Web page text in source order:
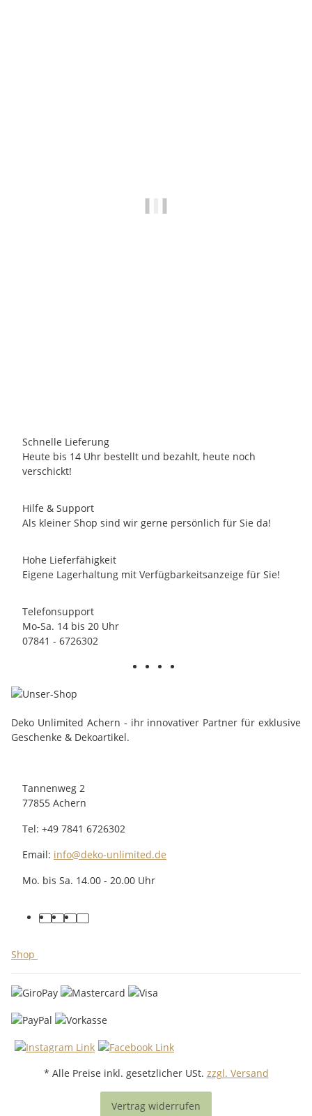
Schnelle Lieferung
Heute bis 14 Uhr bestellt und bezahlt, heute noch
verschickt!
Hilfe & Support
Als kleiner Shop sind wir gerne persönlich für Sie da!
Hohe Lieferfähigkeit
Eigene Lagerhaltung mit Verfügbarkeitsanzeige für Sie!
Telefonsupport
Mo-Sa. 14 bis 20 Uhr
07841 - 6726302
Deko Unlimited Achern - ihr innovativer Partner für exklusive
Geschenke & Dekoartikel.
Tannenweg 2
77855 Achern
Tel: +49 7841 6726302
Email: info@deko-unlimited.de
Mo. bis Sa. 14.00 - 20.00 Uhr
facebook
youtube
pinterest
instagram
Shop
* Alle Preise inkl. gesetzlicher USt. zzgl. Versand
Vertrag widerrufen